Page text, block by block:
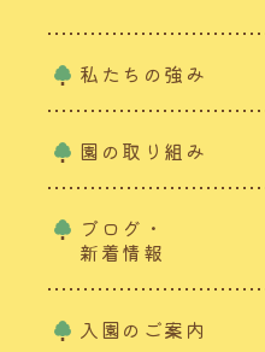
私たちの強み
園の取り組み
ブログ・
新着情報
入園のご案内